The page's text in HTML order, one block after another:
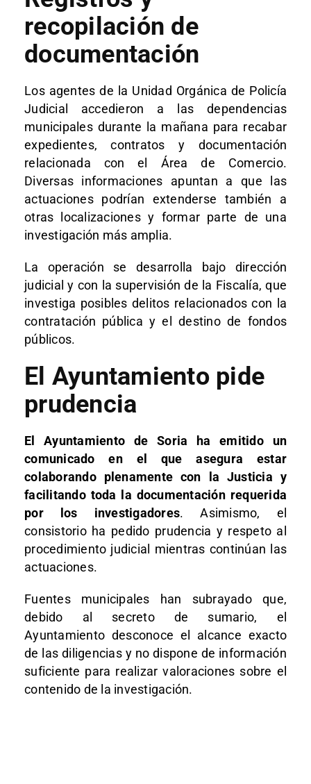
recopilación de
documentación
Los agentes de la Unidad Orgánica de Policía
Judicial accedieron a las dependencias
municipales durante la mañana para recabar
expedientes, contratos y documentación
relacionada con el Área de Comercio.
Diversas informaciones apuntan a que las
actuaciones podrían extenderse también a
otras localizaciones y formar parte de una
investigación más amplia.
La operación se desarrolla bajo dirección
judicial y con la supervisión de la Fiscalía, que
investiga posibles delitos relacionados con la
contratación pública y el destino de fondos
públicos.
El Ayuntamiento pide
prudencia
El Ayuntamiento de Soria ha emitido un
comunicado en el que asegura estar
colaborando plenamente con la Justicia y
facilitando toda la documentación requerida
por los investigadores. Asimismo, el
consistorio ha pedido prudencia y respeto al
procedimiento judicial mientras continúan las
actuaciones.
Fuentes municipales han subrayado que,
debido al secreto de sumario, el
Ayuntamiento desconoce el alcance exacto
de las diligencias y no dispone de información
suficiente para realizar valoraciones sobre el
contenido de la investigación.